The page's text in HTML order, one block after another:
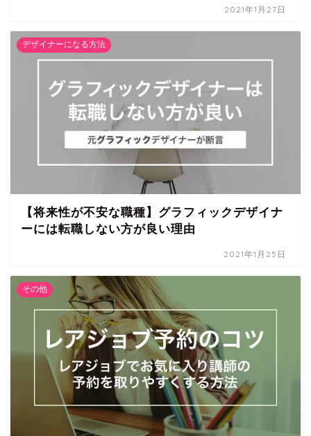
2021年1月27日
デザイナーになる方法
【将来性が不安な職種】グラフィックデザイナ
ーには転職しない方が良い理由
2021年1月25日
その他